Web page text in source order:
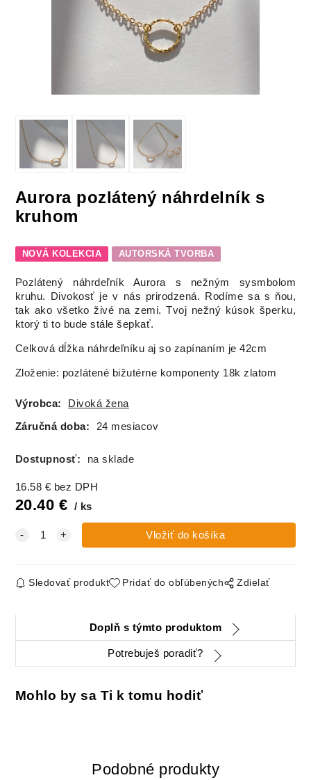
Aurora pozlátený náhrdelník s
kruhom
NOVÁ KOLEKCIA AUTORSKÁ TVORBA
Pozlátený náhrdeľník Aurora s nežným sysmbolom
kruhu. Divokosť je v nás prirodzená. Rodíme sa s ňou,
tak ako všetko živé na zemi. Tvoj nežný kúsok šperku,
ktorý ti to bude stále šepkať.
Celková dĺžka náhrdeľníku aj so zapínaním je 42cm
Zloženie: pozlátené bižutérne komponenty 18k zlatom
Výrobca: Divoká žena
Záručná doba: 24 mesiacov
Dostupnosť: na sklade
16.58 € bez DPH
20.40 € ks
Sledovať produkt Pridať do obľúbených Zdielať
Doplň s týmto produktom
Potrebuješ poradiť?
Mohlo by sa Ti k tomu hodiť
Podobné produkty